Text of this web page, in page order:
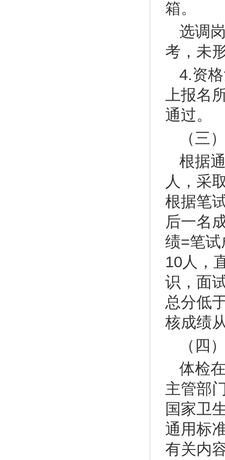
箱。
选调
考，未
4.资
上报名
通过。
（三
根据
人，采
根据笔
后一名
绩=笔
10人，
识，面
总分低
核成绩
（四
体检
主管部
国家卫
通用标
有关内